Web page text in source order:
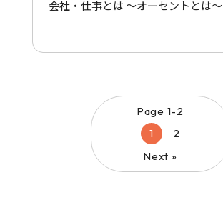
会社・仕事とは 〜オーセントとは〜
Page 1-2
1
2
Next »